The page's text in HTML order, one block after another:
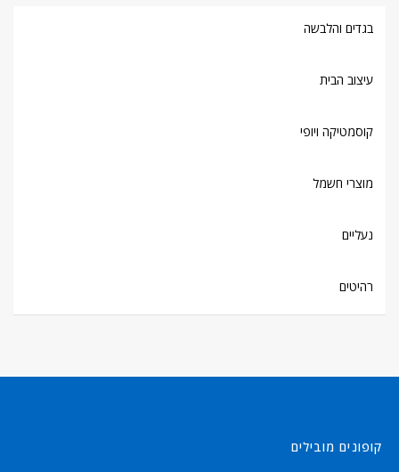
בגדים והלבשה
עיצוב הבית
קוסמטיקה ויופי
מוצרי חשמל
נעליים
רהיטים
קופונים מובילים